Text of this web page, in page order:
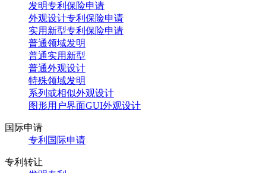
发明专利保险申请
外观设计专利保险申请
实用新型专利保险申请
普通领域发明
普通实用新型
普通外观设计
特殊领域发明
系列或相似外观设计
图形用户界面GUI外观设计
国际申请
专利国际申请
专利转让